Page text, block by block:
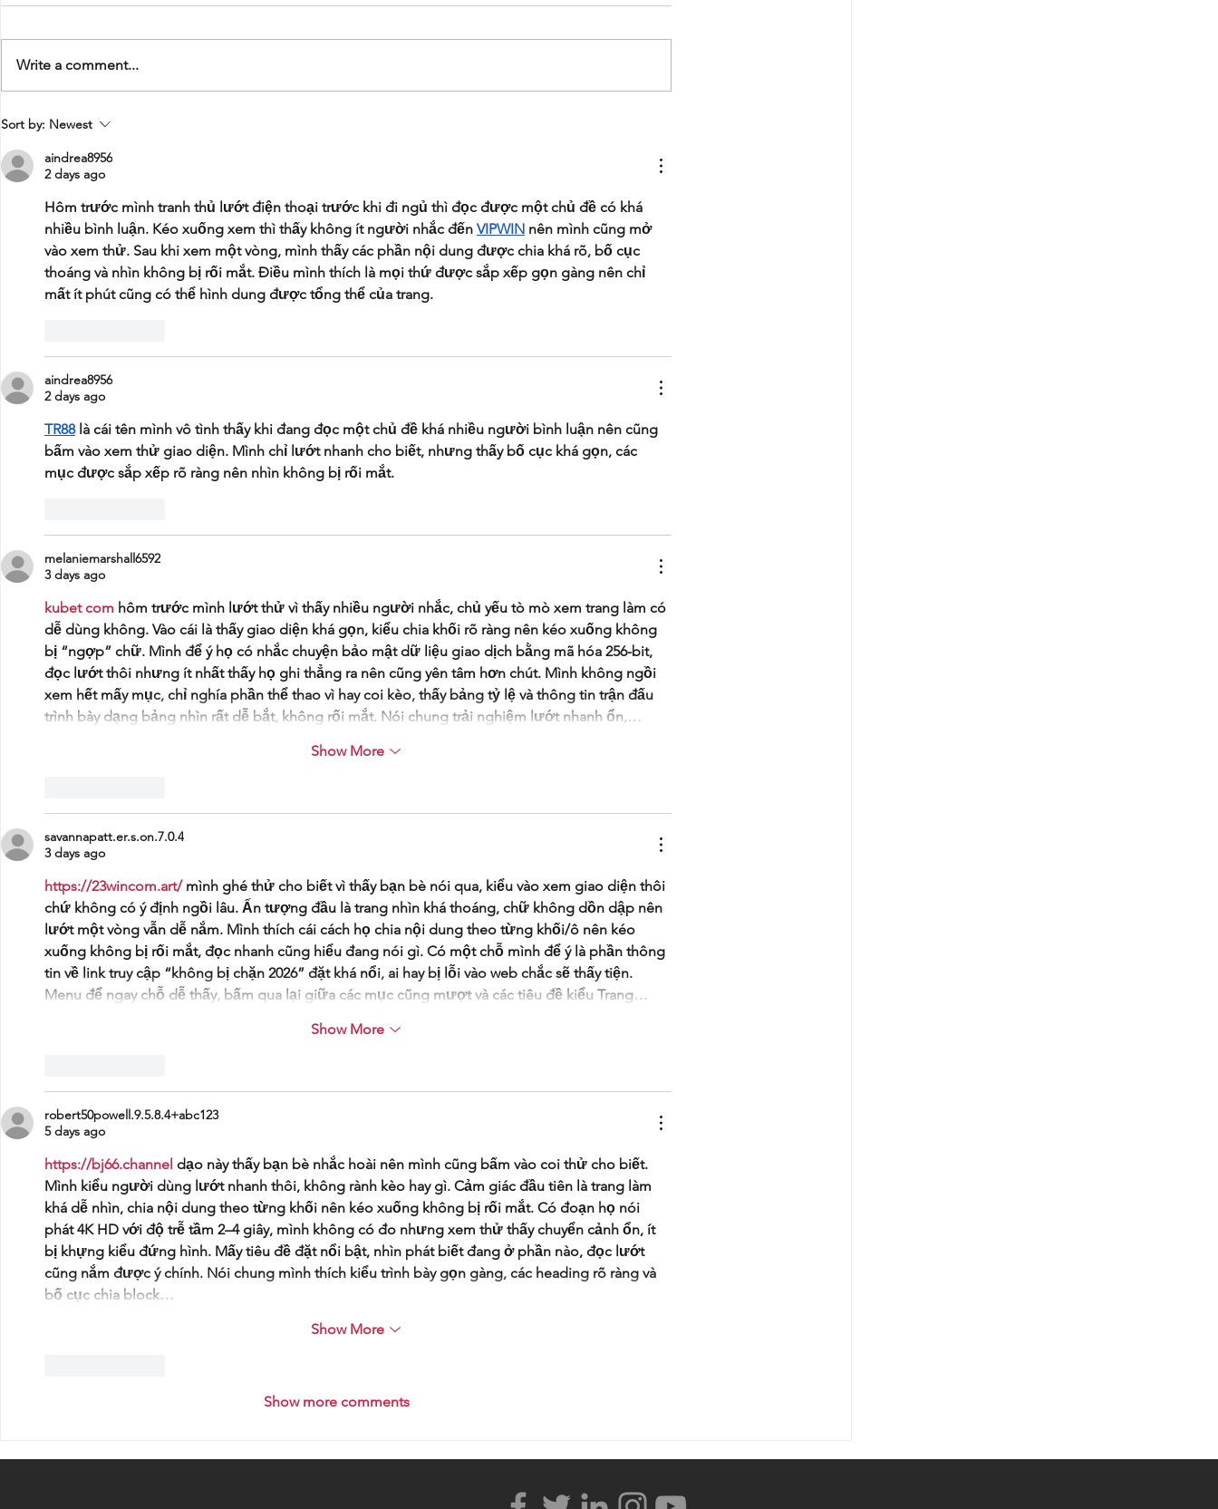
Increase Swipe Fees Regulations Do
Not Benefit New York's Small Business
Community
Women's Empowerment Award
Write a comment...
Sort by: Newest
aindrea8956
2 days ago
Hôm trước mình tranh thủ lướt điện thoại trước khi đi ngủ thì đọc được một chủ đề có khá
nhiều bình luận. Kéo xuống xem thì thấy không ít người nhắc đến VIPWIN nên mình cũng mở
vào xem thử. Sau khi xem một vòng, mình thấy các phần nội dung được chia khá rõ, bố cục
thoáng và nhìn không bị rối mắt. Điều mình thích là mọi thứ được sắp xếp gọn gàng nên chỉ
mất ít phút cũng có thể hình dung được tổng thể của trang.
aindrea8956
2 days ago
TR88 là cái tên mình vô tình thấy khi đang đọc một chủ đề khá nhiều người bình luận nên cũng
bấm vào xem thử giao diện. Mình chỉ lướt nhanh cho biết, nhưng thấy bố cục khá gọn, các
mục được sắp xếp rõ ràng nên nhìn không bị rối mắt.
melaniemarshall6592
3 days ago
kubet com hôm trước mình lướt thử vì thấy nhiều người nhắc, chủ yếu tò mò xem trang làm có
dễ dùng không. Vào cái là thấy giao diện khá gọn, kiểu chia khối rõ ràng nên kéo xuống không
bị “ngợp” chữ. Mình để ý họ có nhắc chuyện bảo mật dữ liệu giao dịch bằng mã hóa 256-bit,
đọc lướt thôi nhưng ít nhất thấy họ ghi thẳng ra nên cũng yên tâm hơn chút. Mình không ngồi
xem hết mấy mục, chỉ nghía phần thể thao vì hay coi kèo, thấy bảng tỷ lệ và thông tin trận đấu
trình bày dạng bảng nhìn rất dễ bắt, không rối mắt. Nói chung trải nghiệm lướt nhanh ổn,…
Show More
savannapatt.er.s.on.7.0.4
3 days ago
https://23wincom.art/ mình ghé thử cho biết vì thấy bạn bè nói qua, kiểu vào xem giao diện thôi
chứ không có ý định ngồi lâu. Ấn tượng đầu là trang nhìn khá thoáng, chữ không dồn dập nên
lướt một vòng vẫn dễ nắm. Mình thích cái cách họ chia nội dung theo từng khối/ô nên kéo
xuống không bị rối mắt, đọc nhanh cũng hiểu đang nói gì. Có một chỗ mình để ý là phần thông
tin về link truy cập “không bị chặn 2026” đặt khá nổi, ai hay bị lỗi vào web chắc sẽ thấy tiện.
Menu để ngay chỗ dễ thấy, bấm qua lại giữa các mục cũng mượt và các tiêu đề kiểu Trang…
Show More
robert50powell.9.5.8.4+abc123
5 days ago
https://bj66.channel dạo này thấy bạn bè nhắc hoài nên mình cũng bấm vào coi thử cho biết.
Mình kiểu người dùng lướt nhanh thôi, không rành kèo hay gì. Cảm giác đầu tiên là trang làm
khá dễ nhìn, chia nội dung theo từng khối nên kéo xuống không bị rối mắt. Có đoạn họ nói
phát 4K HD với độ trễ tầm 2–4 giây, mình không có đo nhưng xem thử thấy chuyển cảnh ổn, ít
bị khựng kiểu đứng hình. Mấy tiêu đề đặt nổi bật, nhìn phát biết đang ở phần nào, đọc lướt
cũng nắm được ý chính. Nói chung mình thích kiểu trình bày gọn gàng, các heading rõ ràng và
bố cục chia block…
Show More
Show more comments